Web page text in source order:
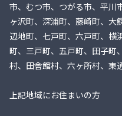
市、むつ市、つがる市、平川
ヶ沢町、深浦町、藤崎町、大
辺地町、七戸町、六戸町、横
町、三戸町、五戸町、田子町
村、田舎館村、六ヶ所村、東
上記地域にお住まいの方